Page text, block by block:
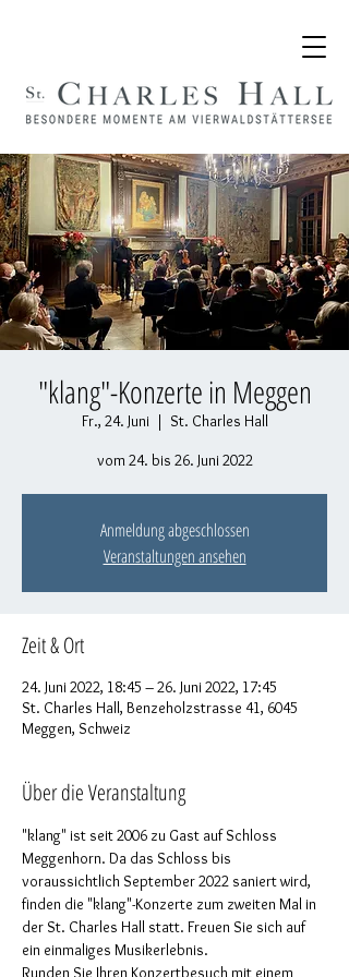
"klang"-Konzerte in Meggen
Fr., 24. Juni
  |
St. Charles Hall
vom 24. bis 26. Juni 2022
Anmeldung abgeschlossen
Veranstaltungen ansehen
Zeit & Ort
24. Juni 2022, 18:45 – 26. Juni 2022, 17:45
St. Charles Hall, Benzeholzstrasse 41, 6045
Meggen, Schweiz
Über die Veranstaltung
"klang" ist seit 2006 zu Gast auf Schloss
Meggenhorn. Da das Schloss bis
voraussichtlich September 2022 saniert wird,
finden die "klang"-Konzerte zum zweiten Mal in
der St. Charles Hall statt. Freuen Sie sich auf
ein einmaliges Musikerlebnis.
Runden Sie Ihren Konzertbesuch mit einem